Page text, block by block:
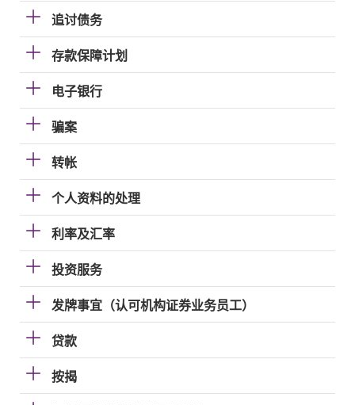
追讨债务
存款保障计划
电子银行
骗案
转帐
个人资料的处理
利率及汇率
投资服务
发牌事宜（认可机构证券业务员工）
贷款
按揭